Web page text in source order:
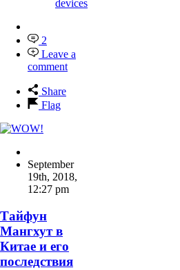
devices
2
Leave a
comment
Share
Flag
September
19th, 2018,
12:27 pm
Тайфун
Мангхут в
Китае и его
последствия